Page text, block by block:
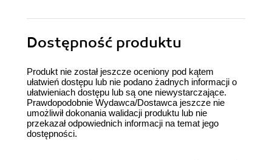
Dostępność produktu
Produkt nie został jeszcze oceniony pod kątem
ułatwień dostępu lub nie podano żadnych informacji o
ułatwieniach dostępu lub są one niewystarczające.
Prawdopodobnie Wydawca/Dostawca jeszcze nie
umożliwił dokonania walidacji produktu lub nie
przekazał odpowiednich informacji na temat jego
dostępności.